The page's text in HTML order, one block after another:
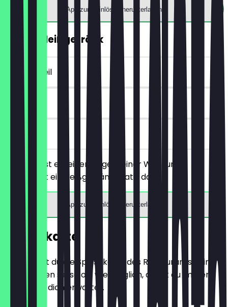
App zum Einlösen herunterladen
GRATIS Heißgetränk
~5 € Vorteil
vor Ort
Du bestellst ein einen Bagel deiner Wahl und
bekommst ein Heißgetränk gratis dazu.
App zum Einlösen herunterladen
Speisekarte
Hier findest du die Speisekarte des Restaurants. Wir
aktualisieren sie so oft wie möglich, damit du immer
weißt, was dich erwartet.